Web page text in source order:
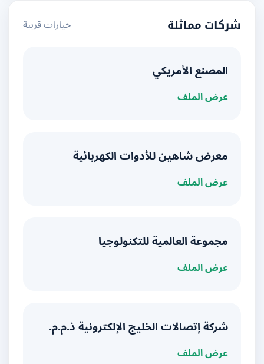
شركات مماثلة خيارات قريبة
المصنع الأمريكي
عرض الملف
معرض شاهين للأدوات الكهربائية
عرض الملف
مجموعة العالمية للتكنولوجيا
عرض الملف
شركة إتصالات الخليج الإلكترونية ذ.م.م.
عرض الملف